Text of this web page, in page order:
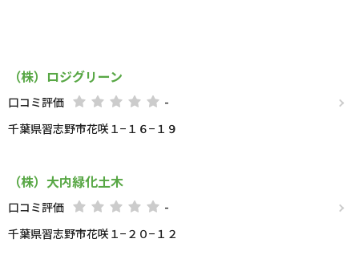
（株）ロジグリーン
口コミ評価
-
千葉県習志野市花咲１−１６−１９
（株）大内緑化土木
口コミ評価
-
千葉県習志野市花咲１−２０−１２